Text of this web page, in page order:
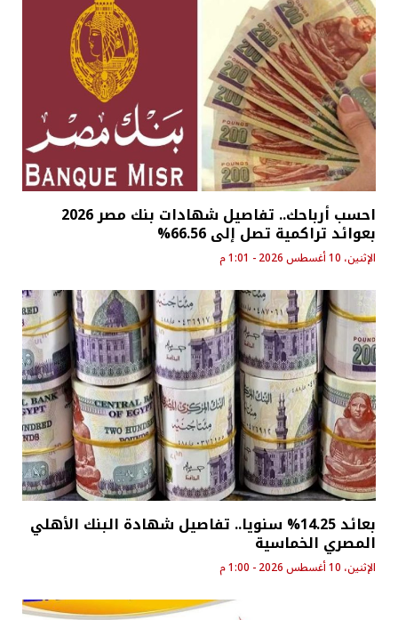
احسب أرباحك.. تفاصيل شهادات بنك مصر 2026
بعوائد تراكمية تصل إلى 66.56%
الإثنين، 10 أغسطس 2026 - 1:01 م
بعائد 14.25% سنويا.. تفاصيل شهادة البنك الأهلي
المصري الخماسية
الإثنين، 10 أغسطس 2026 - 1:00 م